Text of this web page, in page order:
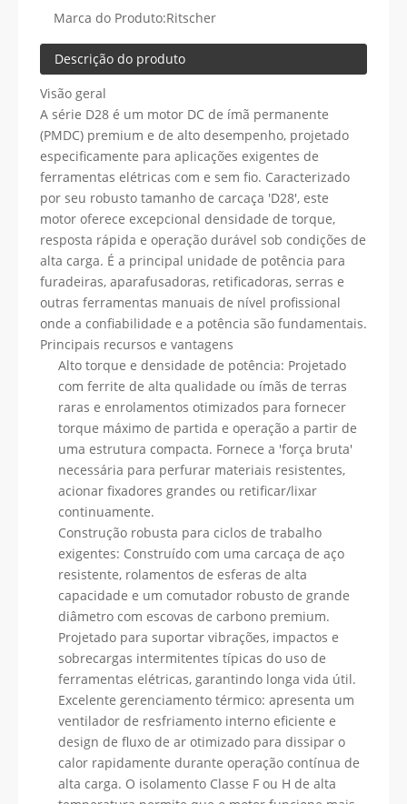
Marca do Produto:Ritscher
Descrição do produto
Visão geral
A série D28 é um motor DC de ímã permanente
(PMDC) premium e de alto desempenho, projetado
especificamente para aplicações exigentes de
ferramentas elétricas com e sem fio. Caracterizado
por seu robusto tamanho de carcaça 'D28', este
motor oferece excepcional densidade de torque,
resposta rápida e operação durável sob condições de
alta carga. É a principal unidade de potência para
furadeiras, aparafusadoras, retificadoras, serras e
outras ferramentas manuais de nível profissional
onde a confiabilidade e a potência são fundamentais.
Principais recursos e vantagens
Alto torque e densidade de potência: Projetado
com ferrite de alta qualidade ou ímãs de terras
raras e enrolamentos otimizados para fornecer
torque máximo de partida e operação a partir de
uma estrutura compacta. Fornece a 'força bruta'
necessária para perfurar materiais resistentes,
acionar fixadores grandes ou retificar/lixar
continuamente.
Construção robusta para ciclos de trabalho
exigentes: Construído com uma carcaça de aço
resistente, rolamentos de esferas de alta
capacidade e um comutador robusto de grande
diâmetro com escovas de carbono premium.
Projetado para suportar vibrações, impactos e
sobrecargas intermitentes típicas do uso de
ferramentas elétricas, garantindo longa vida útil.
Excelente gerenciamento térmico: apresenta um
ventilador de resfriamento interno eficiente e
design de fluxo de ar otimizado para dissipar o
calor rapidamente durante operação contínua de
alta carga. O isolamento Classe F ou H de alta